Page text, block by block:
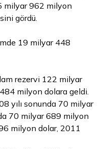
milyar 962 milyon
gördü.
19 milyar 448
rezervi 122 milyar
milyon dolara geldi.
yılı sonunda 70 milyar
70 milyar 689 milyon
milyon dolar, 2011